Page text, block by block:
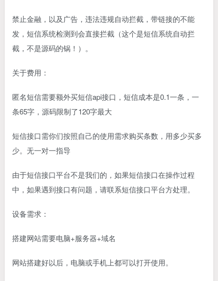
禁止金融，以及广告，违法违规自动拦截，带链接的不能
发，短信系统检测到会直接拦截（这个是短信系统自动拦
截，不是源码的锅！）。
关于费用：
匿名短信需要额外买短信api接口，短信成本是0.1一条，一
条65字，源码限制了120字最大
短信接口需你们按照自己的使用需求购买条数，用多少买多
少。无一对一指导
由于短信接口平台不是我们的，如果短信接口在操作过程
中，如果遇到接口有问题，请联系短信接口平台方处理。
设备需求：
搭建网站需要电脑+服务器+域名
网站搭建好以后，电脑或手机上都可以打开使用。